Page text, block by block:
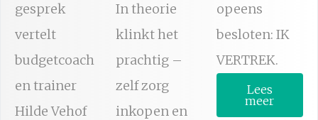
gesprek
vertelt
budgetcoach
en trainer
Hilde Vehof
In theorie
klinkt het
prachtig –
zelf zorg
inkopen en
opeens
besloten: IK
VERTREK.
Lees
meer